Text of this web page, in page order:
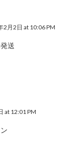
2月2日 at 10:06 PM
送
at 12:01 PM